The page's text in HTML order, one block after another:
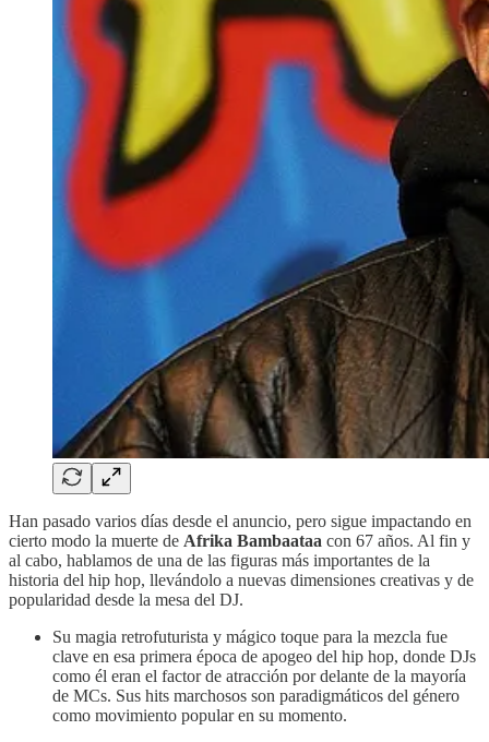
Han pasado varios días desde el anuncio, pero sigue impactando en
cierto modo la muerte de Afrika Bambaataa con 67 años. Al fin y
al cabo, hablamos de una de las figuras más importantes de la
historia del hip hop, llevándolo a nuevas dimensiones creativas y de
popularidad desde la mesa del DJ.
Su magia retrofuturista y mágico toque para la mezcla fue
clave en esa primera época de apogeo del hip hop, donde DJs
como él eran el factor de atracción por delante de la mayoría
de MCs. Sus hits marchosos son paradigmáticos del género
como movimiento popular en su momento.